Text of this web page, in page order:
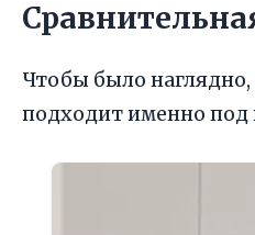
Чтобы было
подходит именно под